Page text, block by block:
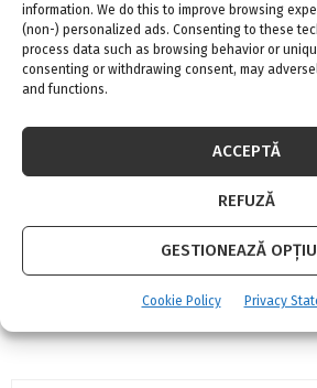
information. We do this to improve browsing
(non-) personalized ads. Consenting to these
process data such as browsing behavior or
consenting or withdrawing consent, may
and functions.
ACCEPTĂ
REFUZĂ
GESTIONEAZĂ
Cookie Policy Privacy
VIKING a lansat un robot de